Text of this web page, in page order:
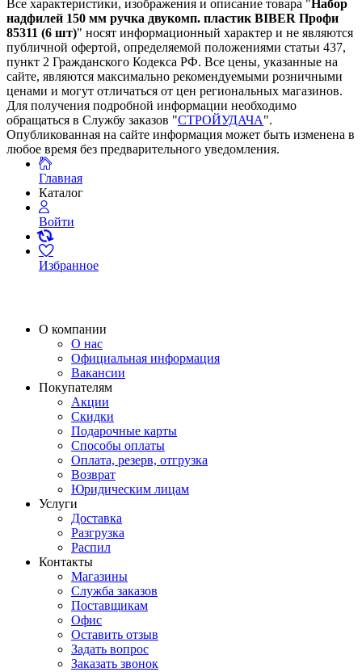
Все характеристики, изображения и описание товара "Набор
надфилей 150 мм ручка двукомп. пластик BIBER Профи
85311 (6 шт)" носят информационный характер и не являются
публичной офертой, определяемой положениями статьи 437,
пункт 2 Гражданского Кодекса РФ. Все цены, указанные на
сайте, являются максимально рекомендуемыми розничными
ценами и могут отличаться от цен региональных магазинов.
Для получения подробной информации необходимо
обращаться в Службу заказов "СТРОЙУДАЧА".
Опубликованная на сайте информация может быть изменена в
любое время без предварительного уведомления.
Главная
Каталог
Войти
Избранное
О компании
О нас
Официальная информация
Вакансии
Покупателям
Акции
Скидки
Подарочные карты
Способы оплаты
Оплата, резерв, отгрузка
Возврат
Юридическим лицам
Услуги
Доставка
Разгрузка
Распил
Контакты
Магазины
Служба заказов
Поставщикам
Офис
Оставить отзыв
Задать вопрос
Заказать звонок